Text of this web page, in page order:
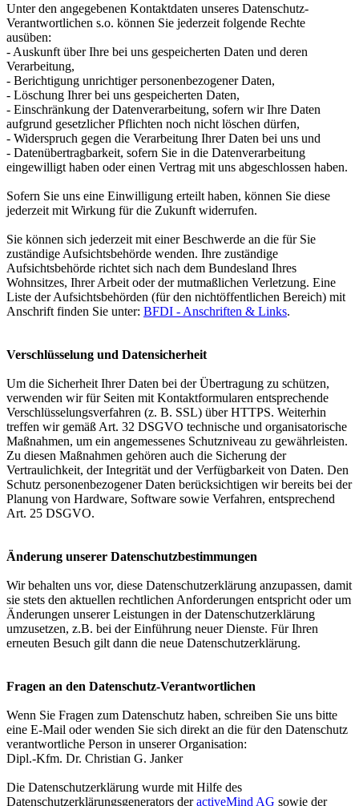
Unter den angegebenen Kontaktdaten unseres Datenschutz-
Verantwortlichen s.o. können Sie jederzeit folgende Rechte
ausüben:
- Auskunft über Ihre bei uns gespeicherten Daten und deren
Verarbeitung,
- Berichtigung unrichtiger personenbezogener Daten,
- Löschung Ihrer bei uns gespeicherten Daten,
- Einschränkung der Datenverarbeitung, sofern wir Ihre Daten
aufgrund gesetzlicher Pflichten noch nicht löschen dürfen,
- Widerspruch gegen die Verarbeitung Ihrer Daten bei uns und
- Datenübertragbarkeit, sofern Sie in die Datenverarbeitung
eingewilligt haben oder einen Vertrag mit uns abgeschlossen haben.
Sofern Sie uns eine Einwilligung erteilt haben, können Sie diese
jederzeit mit Wirkung für die Zukunft widerrufen.
Sie können sich jederzeit mit einer Beschwerde an die für Sie
zuständige Aufsichtsbehörde wenden. Ihre zuständige
Aufsichtsbehörde richtet sich nach dem Bundesland Ihres
Wohnsitzes, Ihrer Arbeit oder der mutmaßlichen Verletzung. Eine
Liste der Aufsichtsbehörden (für den nichtöffentlichen Bereich) mit
Anschrift finden Sie unter: BFDI - Anschriften & Links.
Verschlüsselung und Datensicherheit
Um die Sicherheit Ihrer Daten bei der Übertragung zu schützen,
verwenden wir für Seiten mit Kontaktformularen entsprechende
Verschlüsselungsverfahren (z. B. SSL) über HTTPS. Weiterhin
treffen wir gemäß Art. 32 DSGVO technische und organisatorische
Maßnahmen, um ein angemessenes Schutzniveau zu gewährleisten.
Zu diesen Maßnahmen gehören auch die Sicherung der
Vertraulichkeit, der Integrität und der Verfügbarkeit von Daten. Den
Schutz personenbezogener Daten berücksichtigen wir bereits bei der
Planung von Hardware, Software sowie Verfahren, entsprechend
Art. 25 DSGVO.
Änderung unserer Datenschutzbestimmungen
Wir behalten uns vor, diese Datenschutzerklärung anzupassen, damit
sie stets den aktuellen rechtlichen Anforderungen entspricht oder um
Änderungen unserer Leistungen in der Datenschutzerklärung
umzusetzen, z.B. bei der Einführung neuer Dienste. Für Ihren
erneuten Besuch gilt dann die neue Datenschutzerklärung.
Fragen an den Datenschutz-Verantwortlichen
Wenn Sie Fragen zum Datenschutz haben, schreiben Sie uns bitte
eine E-Mail oder wenden Sie sich direkt an die für den Datenschutz
verantwortliche Person in unserer Organisation:
Dipl.-Kfm. Dr. Christian G. Janker
Die Datenschutzerklärung wurde mit Hilfe des
Datenschutzerklärungsgenerators deractiveMind AG sowie der